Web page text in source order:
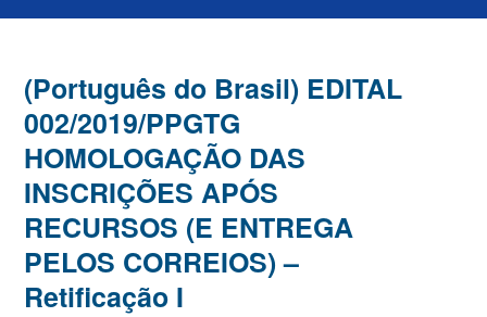
(Português do Brasil) EDITAL
002/2019/PPGTG
HOMOLOGAÇÃO DAS
INSCRIÇÕES APÓS
RECURSOS (E ENTREGA
PELOS CORREIOS) –
Retificação I